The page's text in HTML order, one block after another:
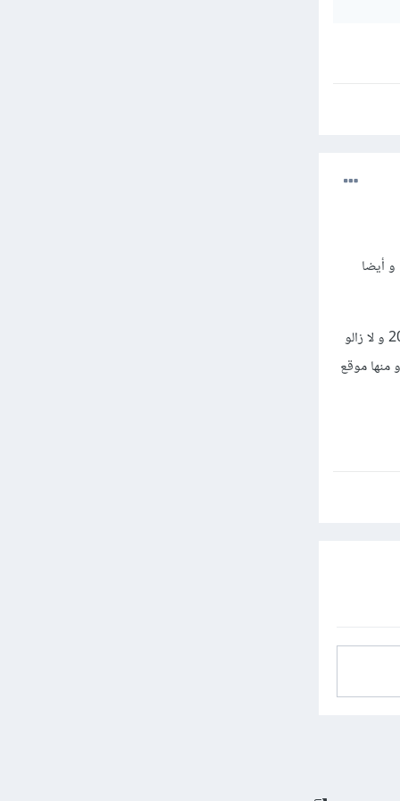
أيضا
فالمحتوى العربي بهذا المجال يحتاج لاصلاح كبير جدا و أن يهتم به أبناء المجال فنحن متأخرون جدا الان 2017 و لا زالو
منها موقع